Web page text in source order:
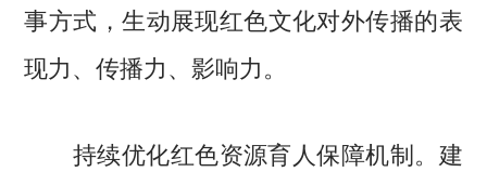
事方式，生动展现红色文化对外传播的表
现力、传播力、影响力。
持续优化红色资源育人保障机制。建